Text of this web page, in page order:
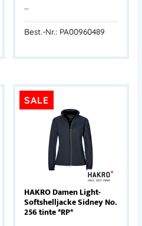
…
Best.-Nr.: PA00960489
SALE
HAKRO Damen Light-
Softshelljacke Sidney No.
256 tinte *RP*